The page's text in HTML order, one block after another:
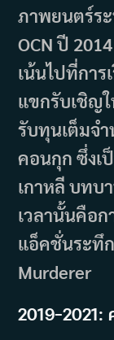
ภาพยนตร์ร
OCN ปี
เน้นไปที่การ
แขกรับเชิญใ
รับทุนเต็มจ
คอนกุก ซึ่งเ
เกาหลี บทบ
เวลานั้นคือ
แอ็คชั่นระทึ
Murderer
2019–2021: